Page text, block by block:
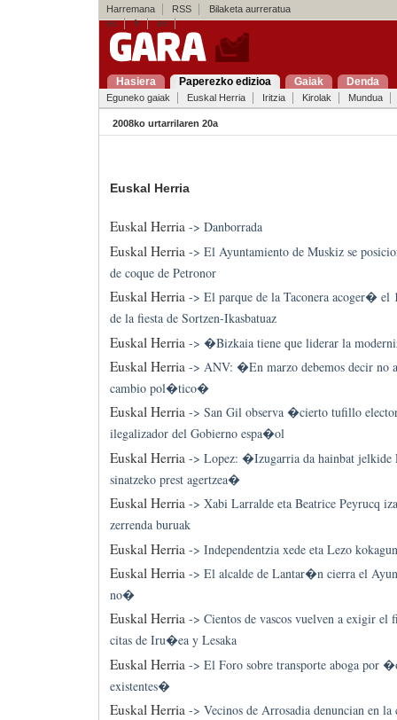
Harremana RSS
Bilaketa aurreratua
es
fr en
Hasiera Paperezko edizioa Gaiak Denda
Eguneko gaiak Euskal Herria Iritzia Kirolak Mundua
2008ko urtarrilaren 20a
Euskal Herria
Euskal Herria-> Danborrada
Euskal Herria -> El Ayuntamiento de Muskiz se
de coque de Petronor
Euskal Herria-> El parque de la Taconera acoger�
de la fiesta de Sortzen-Ikasbatuaz
Euskal Herria -> �Bizkaia tiene que liderar la
Euskal Herria-> ANV: �En marzo debemos decir
cambio pol�tico�
Euskal Herria-> San Gil observa �cierto tufillo
ilegalizador del Gobierno espa�ol
Euskal Herria -> Lopez: �Izugarria da hainbat jelkide
sinatzeko prest agertzea�
Euskal Herria-> Xabi Larralde eta Beatrice Peyrucq
zerrenda buruak
Euskal Herria -> Independentzia xede eta Lezo
Euskal Herria-> El alcalde de Lantar�n cierra el
no�
Euskal Herria-> Cientos de vascos vuelven a exigir el
citas de Iru�ea y Lesaka
Euskal Herria -> El Foro sobre transporte aboga por
existentes�
Euskal Herria-> Vecinos de Arrosadia denuncian en